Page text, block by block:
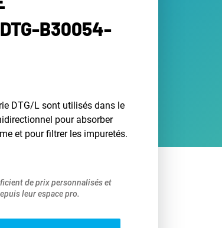
DTG-B30054-
DTG/L sont utilisés dans le
pour absorber
et pour filtrer les impuretés.
de prix personnalisés et
leur espace pro.